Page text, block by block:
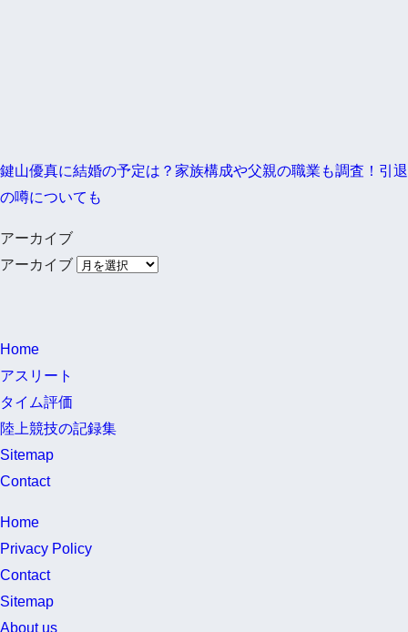
鍵山優真に結婚の予定は？家族構成や父親の職業も調査！引退
の噂についても
アーカイブ
アーカイブ
Home
アスリート
タイム評価
陸上競技の記録集
Sitemap
Contact
Home
Privacy Policy
Contact
Sitemap
About us